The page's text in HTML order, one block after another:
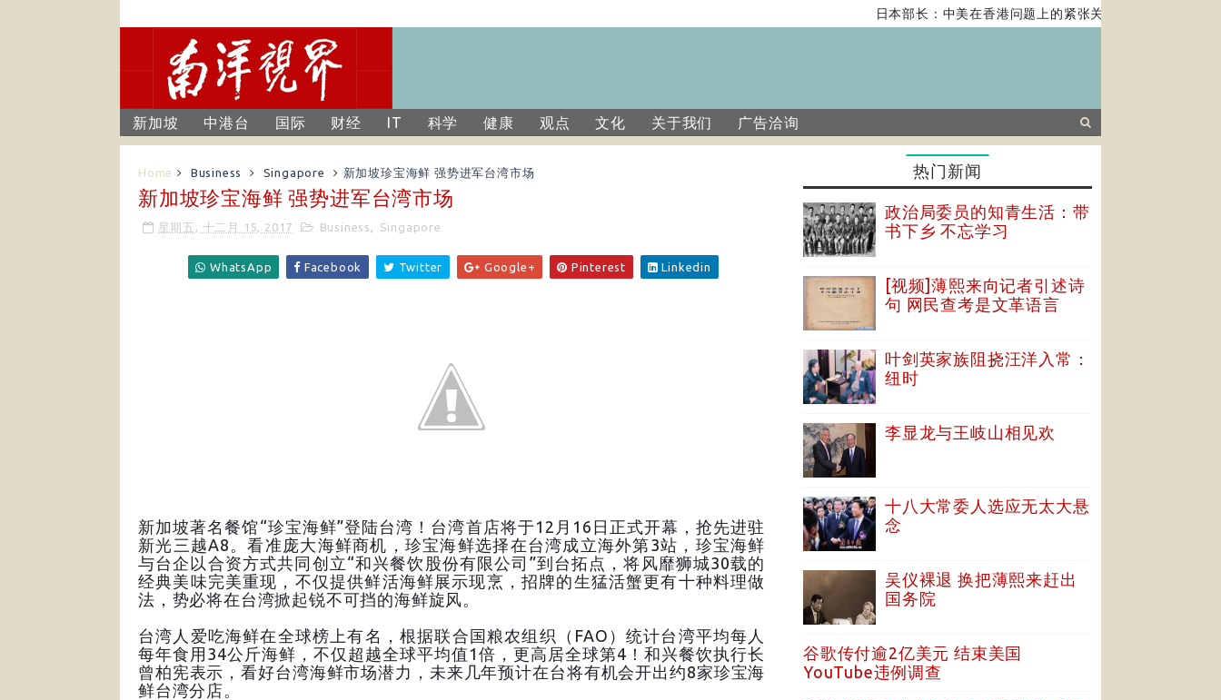
日本部长：中美在香港问题上的紧张关系对全球经济构成风
新加坡 中港台 国际 财经 IT 科学 健康 观点 文化 关于我们 广告洽询
Home Business Singapore 新加坡珍宝海鲜 强势进军台湾市场
新加坡珍宝海鲜 强势进军台湾市场
星期五, 十二月 15, 2017 Business , Singapore
WhatsApp Facebook Twitter Google+ Pinterest Linkedin
新加坡著名餐馆“珍宝海鲜”登陆台湾！台湾首店将于12月16日正式开幕，抢先进驻
新光三越A8。看准庞大海鲜商机，珍宝海鲜选择在台湾成立海外第3站，珍宝海鲜
与台企以合资方式共同创立“和兴餐饮股份有限公司”到台拓点，将风靡狮城30载的
经典美味完美重现，不仅提供鲜活海鲜展示现烹，招牌的生猛活蟹更有十种料理做
法，势必将在台湾掀起锐不可挡的海鲜旋风。
台湾人爱吃海鲜在全球榜上有名，根据联合国粮农组织（FAO）统计台湾平均每人
每年食用34公斤海鲜，不仅超越全球平均值1倍，更高居全球第4！和兴餐饮执行长
曾柏宪表示，看好台湾海鲜市场潜力，未来几年预计在台将有机会开出约8家珍宝海
鲜台湾分店。
热门新闻
政治局委员的知青生活：带
书下乡 不忘学习
[视频]薄熙来向记者引述诗
句 网民查考是文革语言
叶剑英家族阻挠汪洋入常：
纽时
李显龙与王岐山相见欢
十八大常委人选应无太大悬
念
吴仪裸退 换把薄熙来赶出
国务院
谷歌传付逾2亿美元 结束美国
YouTube违例调查